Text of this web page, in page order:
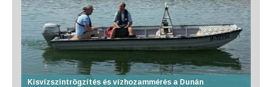
Kisvízszintrögzítés és vízhozammérés a Dunán